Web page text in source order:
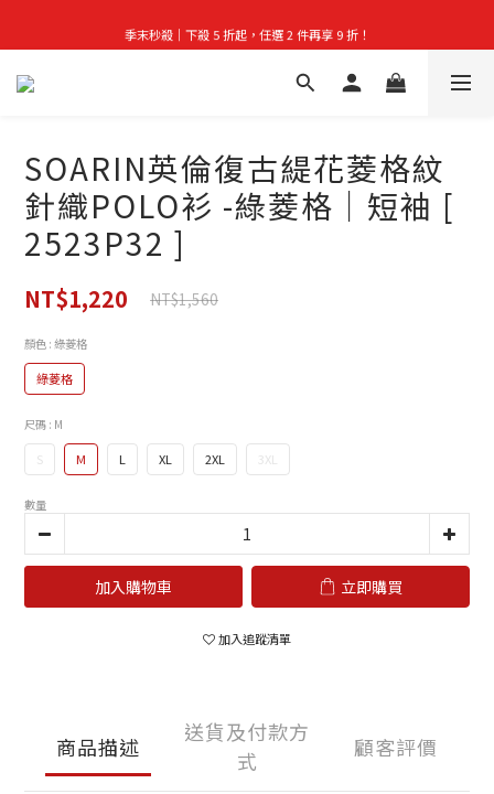
👑立即成為VIP｜全館商品 75 折起！
SOARIN英倫復古緹花菱格紋
針織POLO衫 -綠菱格｜短袖 [
2523P32 ]
NT$1,220 NT$1,560
顏色 : 綠菱格
綠菱格
尺碼 : M
S M L XL 2XL 3XL
數量
加入購物車 立即購買
加入追蹤清單
商品描述
送貨及付款方
式
顧客評價